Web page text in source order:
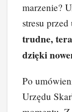
marzenie?
stresu
trudne,
dzięki
Po
Urzędu